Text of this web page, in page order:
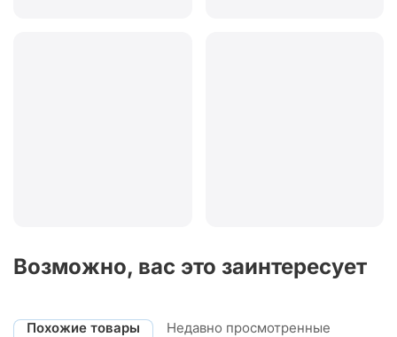
Возможно, вас это заинтересует
Похожие товары Недавно просмотренные